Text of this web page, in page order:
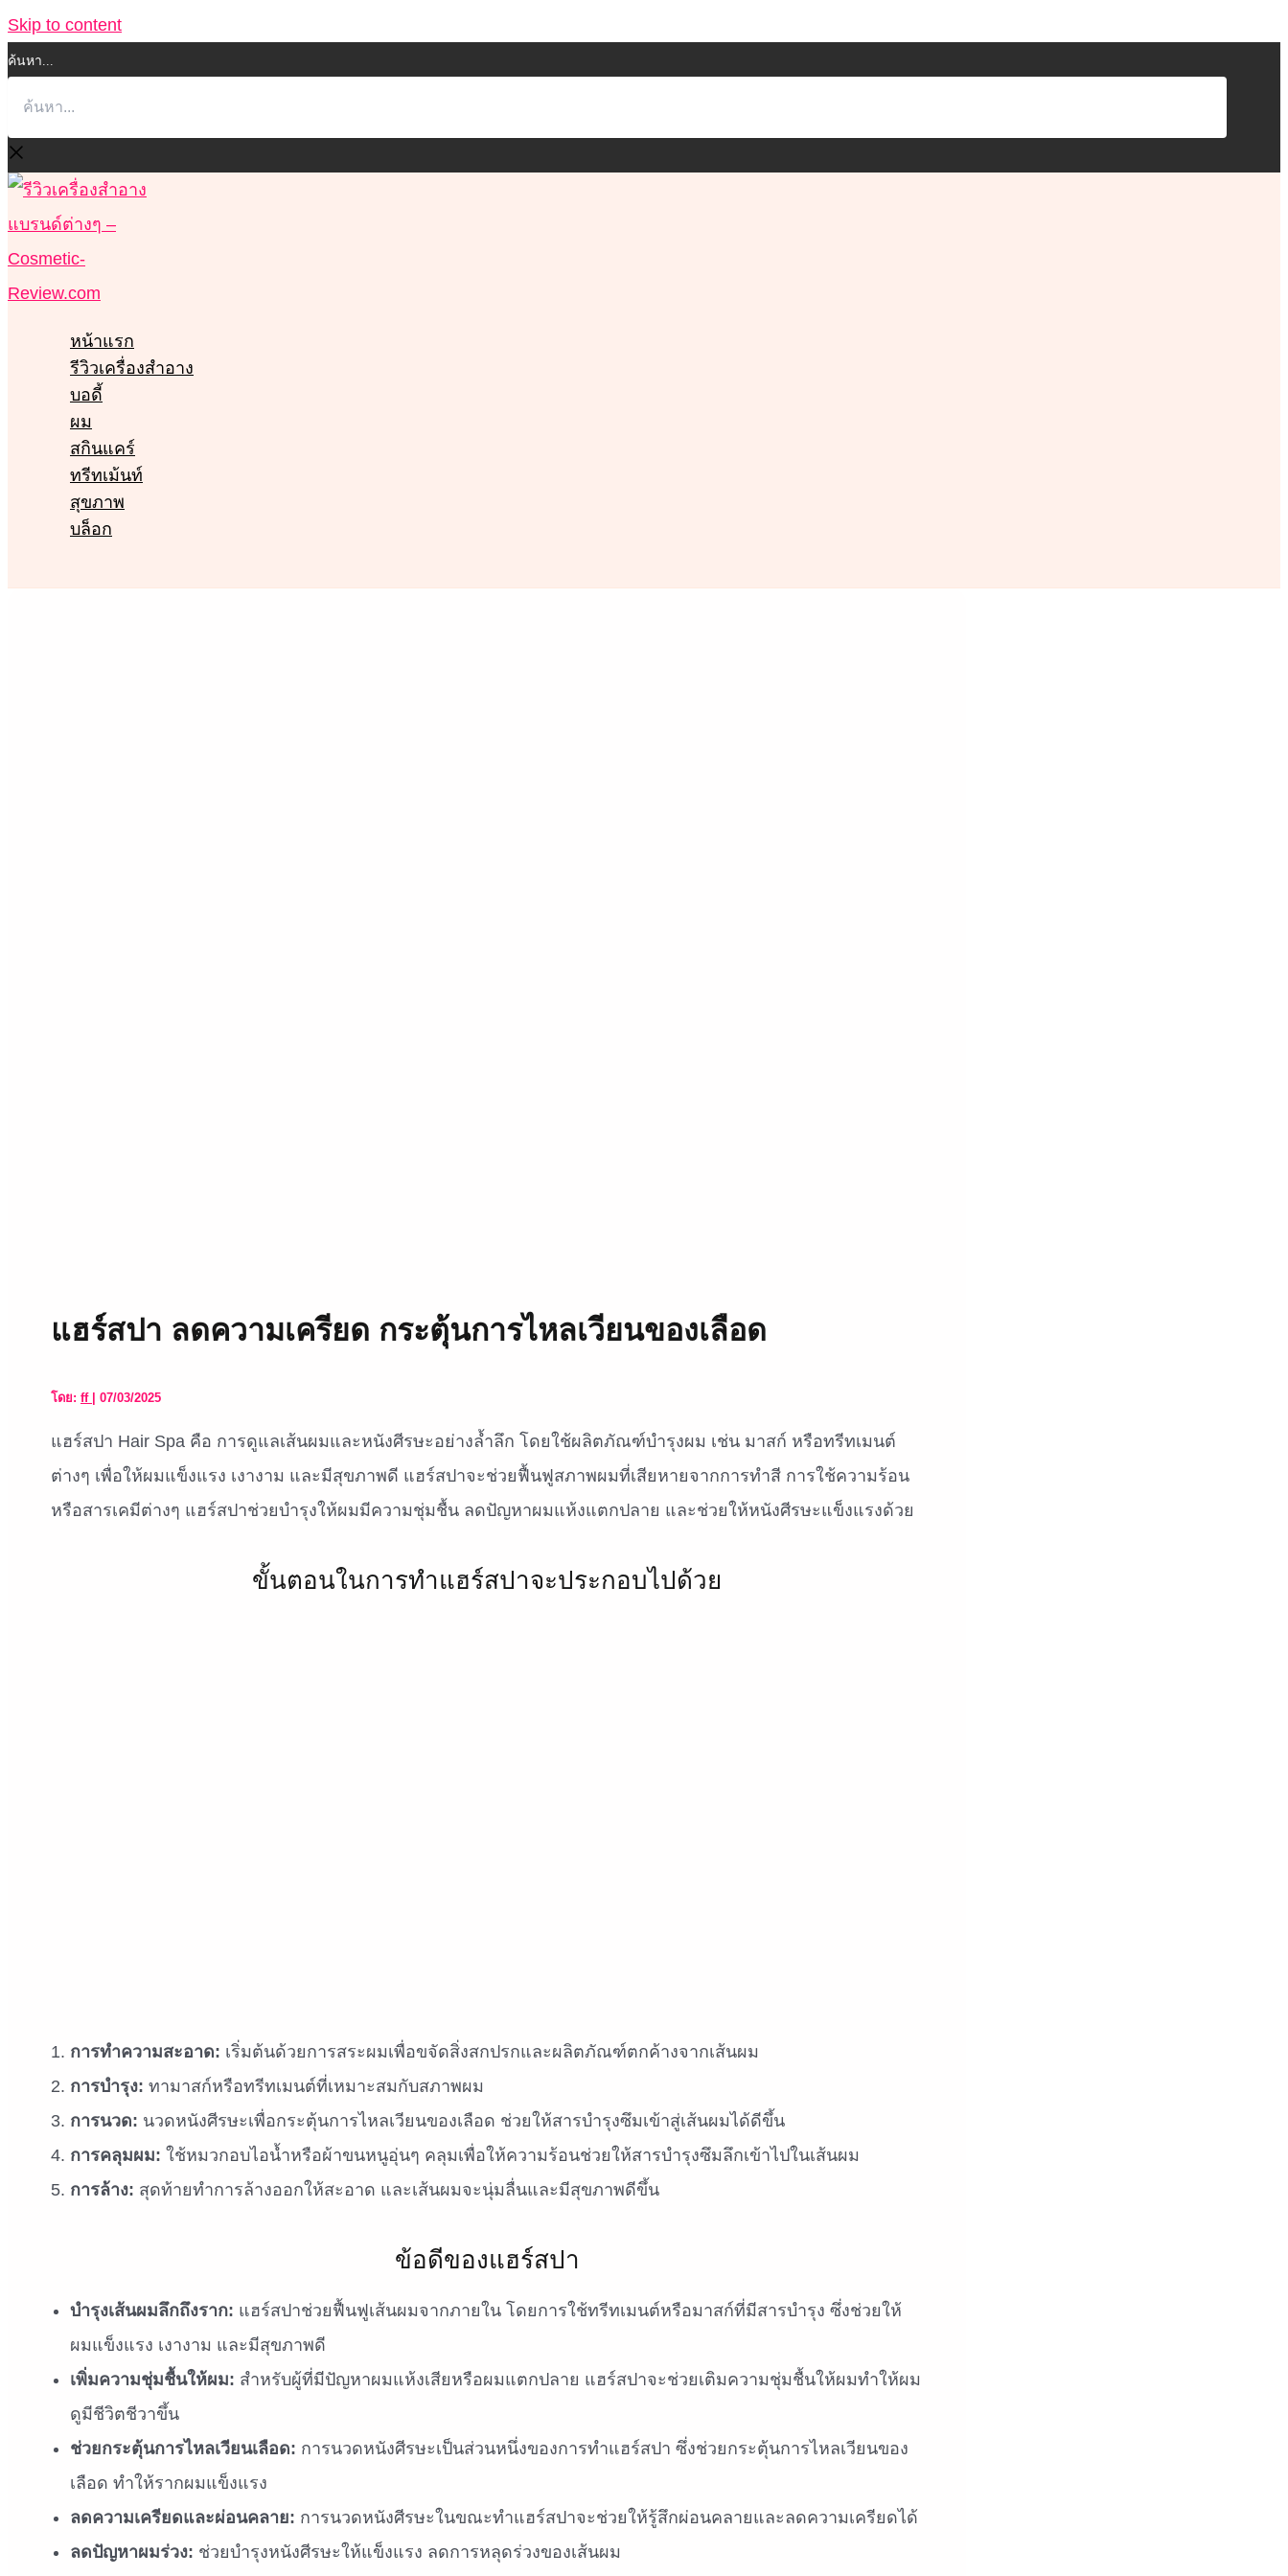
Skip to content
ค้นหา...
หน้าแรก
รีวิวเครื่องสำอาง
บอดี้
ผม
สกินแคร์
ทรีทเม้นท์
สุขภาพ
บล็อก
แฮร์สปา ลดความเครียด กระตุ้นการไหลเวียนของเลือด
โดย: ff 07/03/2025
แฮร์สปา Hair Spa คือ การดูแลเส้นผมและหนังศีรษะอย่างล้ำลึก โดยใช้ผลิตภัณฑ์บำรุงผม เช่น มาสก์ หรือทรีทเมนต์
ต่างๆ เพื่อให้ผมแข็งแรง เงางาม และมีสุขภาพดี แฮร์สปาจะช่วยฟื้นฟูสภาพผมที่เสียหายจากการทำสี การใช้ความร้อน
หรือสารเคมีต่างๆ แฮร์สปาช่วยบำรุงให้ผมมีความชุ่มชื้น ลดปัญหาผมแห้งแตกปลาย และช่วยให้หนังศีรษะแข็งแรงด้วย
ขั้นตอนในการทำแฮร์สปาจะประกอบไปด้วย
การทำความสะอาด: เริ่มต้นด้วยการสระผมเพื่อขจัดสิ่งสกปรกและผลิตภัณฑ์ตกค้างจากเส้นผม
การบำรุง: ทามาสก์หรือทรีทเมนต์ที่เหมาะสมกับสภาพผม
การนวด: นวดหนังศีรษะเพื่อกระตุ้นการไหลเวียนของเลือด ช่วยให้สารบำรุงซึมเข้าสู่เส้นผมได้ดีขึ้น
การคลุมผม: ใช้หมวกอบไอน้ำหรือผ้าขนหนูอุ่นๆ คลุมเพื่อให้ความร้อนช่วยให้สารบำรุงซึมลึกเข้าไปในเส้นผม
การล้าง: สุดท้ายทำการล้างออกให้สะอาด และเส้นผมจะนุ่มลื่นและมีสุขภาพดีขึ้น
ข้อดีของแฮร์สปา
บำรุงเส้นผมลึกถึงราก: แฮร์สปาช่วยฟื้นฟูเส้นผมจากภายใน โดยการใช้ทรีทเมนต์หรือมาสก์ที่มีสารบำรุง ซึ่งช่วยให้
ผมแข็งแรง เงางาม และมีสุขภาพดี
เพิ่มความชุ่มชื้นให้ผม: สำหรับผู้ที่มีปัญหาผมแห้งเสียหรือผมแตกปลาย แฮร์สปาจะช่วยเติมความชุ่มชื้นให้ผมทำให้ผม
ดูมีชีวิตชีวาขึ้น
ช่วยกระตุ้นการไหลเวียนเลือด: การนวดหนังศีรษะเป็นส่วนหนึ่งของการทำแฮร์สปา ซึ่งช่วยกระตุ้นการไหลเวียนของ
เลือด ทำให้รากผมแข็งแรง
ลดความเครียดและผ่อนคลาย: การนวดหนังศีรษะในขณะทำแฮร์สปาจะช่วยให้รู้สึกผ่อนคลายและลดความเครียดได้
ลดปัญหาผมร่วง: ช่วยบำรุงหนังศีรษะให้แข็งแรง ลดการหลุดร่วงของเส้นผม